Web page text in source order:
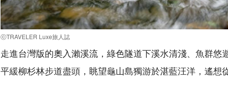
ⓒTRAVELER Luxe旅人誌
走進台灣版的奧入瀨溪流，綠色隧道下溪水清淺、魚群悠
平緩柳杉林步道盡頭，眺望龜山島獨游於湛藍汪洋，遙想